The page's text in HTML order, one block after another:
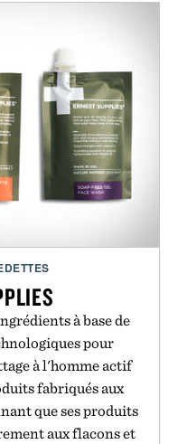
à base de
pour
à l'homme actif
fabriqués aux
que ses produits
aux flacons et